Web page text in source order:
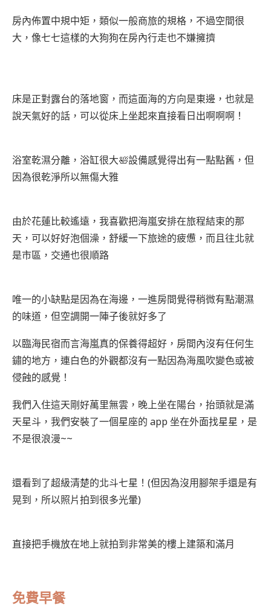
房內佈置中規中矩，類似一般商旅的規格，不過空間很
大，像七七這樣的大狗狗在房內行走也不嫌擁擠
床是正對露台的落地窗，而這面海的方向是東邊，也就是
說天氣好的話，可以從床上坐起來直接看日出啊啊啊！
浴室乾濕分離，浴缸很大🛀設備感覺得出有一點點舊，但
因為很乾淨所以無傷大雅
由於花蓮比較遙遠，我喜歡把海嵐安排在旅程結束的那
天，可以好好泡個澡，舒緩一下旅途的疲憊，而且往北就
是市區，交通也很順路
唯一的小缺點是因為在海邊，一進房間覺得稍微有點潮濕
的味道，但空調開一陣子後就好多了
以臨海民宿而言海嵐真的保養得超好，房間內沒有任何生
鏽的地方，連白色的外觀都沒有一點因為海風吹變色或被
侵蝕的感覺！
我們入住這天剛好萬里無雲，晚上坐在陽台，抬頭就是滿
天星斗，我們安裝了一個星座的 app 坐在外面找星星，是
不是很浪漫~~
還看到了超級清楚的北斗七星！(但因為沒用腳架手還是有
晃到，所以照片拍到很多光暈)
直接把手機放在地上就拍到非常美的樓上建築和滿月
免費早餐